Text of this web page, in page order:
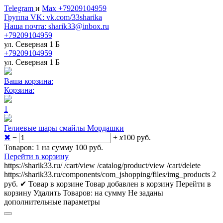
Telegram и Max +79209104959
Группа VK: vk.com/33sharika
Наша почта: sharik33@inbox.ru
+79209104959
ул. Северная 1 Б
+79209104959
ул. Северная 1 Б
Ваша корзина:
Корзина:
1
Гелиевые шары смайлы Мордашки
✖ − + x100 руб.
Товаров: 1 на сумму 100 руб.
Перейти в корзину
https://sharik33.ru/ /cart/view /catalog/product/view /cart/delete
https://sharik33.ru/components/com_jshopping/files/img_products 2
руб. ✔ Товар в корзине Товар добавлен в корзину Перейти в
корзину Удалить Товаров: на сумму Не заданы
дополнительные параметры